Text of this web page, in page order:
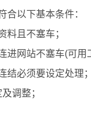
合以下基本条件：
料且不塞车；
进网站不塞车(可用
结必须要设定处理；
调整；